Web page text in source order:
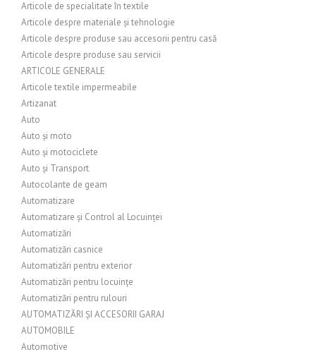
Articole de specialitate în textile
Articole despre materiale și tehnologie
Articole despre produse sau accesorii pentru casă
Articole despre produse sau servicii
ARTICOLE GENERALE
Articole textile impermeabile
Artizanat
Auto
Auto și moto
Auto și motociclete
Auto și Transport
Autocolante de geam
Automatizare
Automatizare și Control al Locuinței
Automatizări
Automatizări casnice
Automatizări pentru exterior
Automatizări pentru locuințe
Automatizări pentru rulouri
AUTOMATIZĂRI ȘI ACCESORII GARAJ
AUTOMOBILE
Automotive